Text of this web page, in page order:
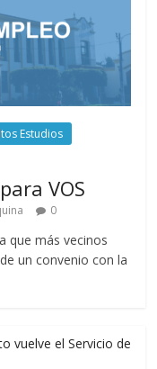
Estudios
VOS
0
que más vecinos
un convenio con la
vuelve el Servicio de